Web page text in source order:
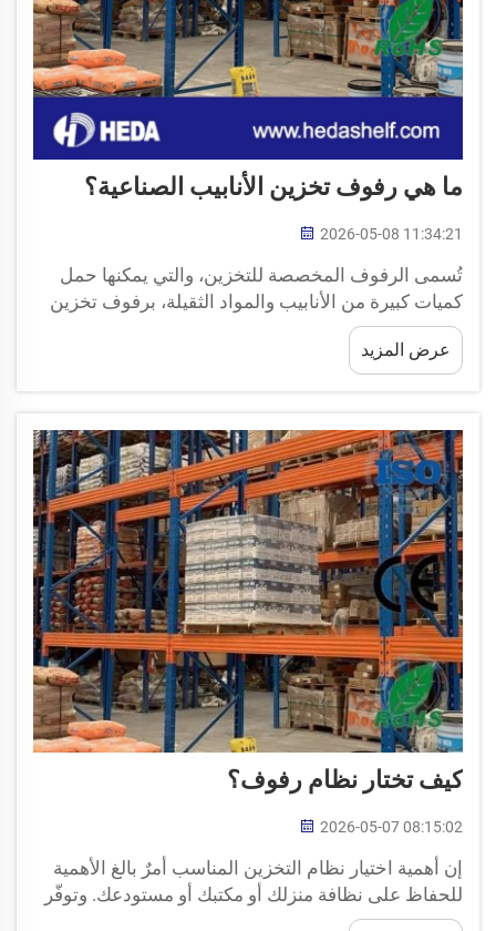
ما هي رفوف تخزين الأنابيب الصناعية؟
2026-05-08 11:34:21
تُسمى الرفوف المخصصة للتخزين، والتي يمكنها حمل
كميات كبيرة من الأنابيب والمواد الثقيلة، برفوف تخزين
الأنابيب الصناعية. وتساعد هذه الرفوف الشركات على
البقاء منظمة، لا سيما في المجالات مثل الإنشاءات أو
السباكة أو التصنيع، حيث توجد كميات كبيرة من الأنابيب...
عرض المزيد
كيف تختار نظام رفوف؟
2026-05-07 08:15:02
إن أهمية اختيار نظام التخزين المناسب أمرٌ بالغ الأهمية
للحفاظ على نظافة منزلك أو مكتبك أو مستودعك. وتوفّر
أرفف التخزين تنظيمًا وسهولة في الوصول إلى أغراضك.